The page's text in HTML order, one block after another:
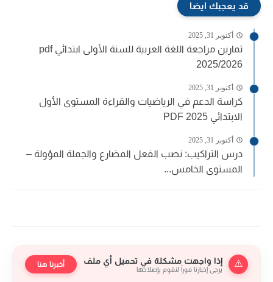
قد يعجبك ايضا
أكتوبر 31, 2025
تمارين مراجعة اللغة العربية للسنة الأولى ابتدائي pdf
2025/2026
أكتوبر 31, 2025
كراسة الدعم في الرياضيات والقراءة المستوى الأول
الابتدائي PDF 2025
أكتوبر 31, 2025
درس التراكيب: نصب الفعل المضارع والجملة المؤولة –
المستوى الخامس...
⚠️ إذا واجهت مشكلة في تحميل أي ملف
يرجى إخبارنا فوراً لنقوم بإصلاحها
أخبرنا هنا